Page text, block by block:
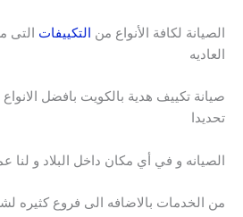
الصيانة لكافة الأنواع من التكييفات التى
العاديه
صيانة تكييف هدية بالكويت بافضل
تحديدا
الصيانه و في أي مكان داخل البلاد و لنا
من الخدمات بالاضافه الى فروع كثيره